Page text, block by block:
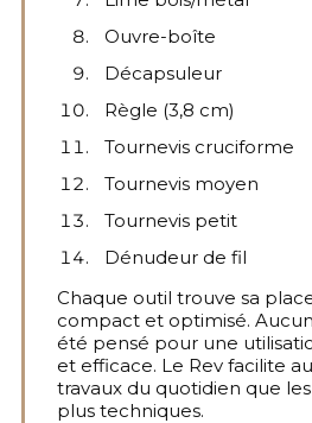
Ouvre-boîte
Décapsuleur
Règle (3,8 cm)
Tournevis cruciforme
Tournevis moyen
Tournevis petit
Dénudeur de fil
Chaque outil trouve sa
compact et optimisé.
été pensé pour une
et efficace. Le Rev facilite
travaux du quotidien que
plus techniques.